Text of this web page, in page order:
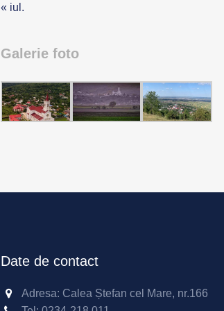
« iul.
Galerie foto
Date de contact
Adresa: Calea Ștefan cel Mare, nr.166